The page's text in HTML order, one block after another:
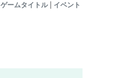
ゲームタイトル イベント